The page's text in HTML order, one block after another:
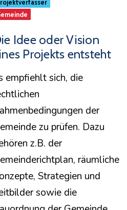
Idee oder Vision
Projekts entsteht
empfiehlt sich, die
der
zu prüfen. Dazu
z.B. der
räumliche
Strategien und
sowie die